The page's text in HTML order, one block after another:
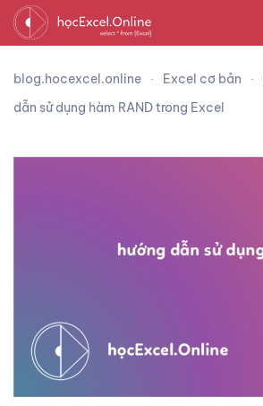
blog.hocexcel.online Excel cơ bản
dẫn sử dụng hàm RAND trong Excel